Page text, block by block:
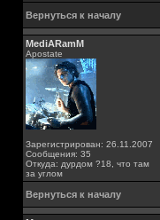
Вернуться к началу
MediARamM
Apostate
Зарегистрирован: 26.11.2007
Сообщения: 35
Откуда: дурдом ?18, что там
за углом
Вернуться к началу